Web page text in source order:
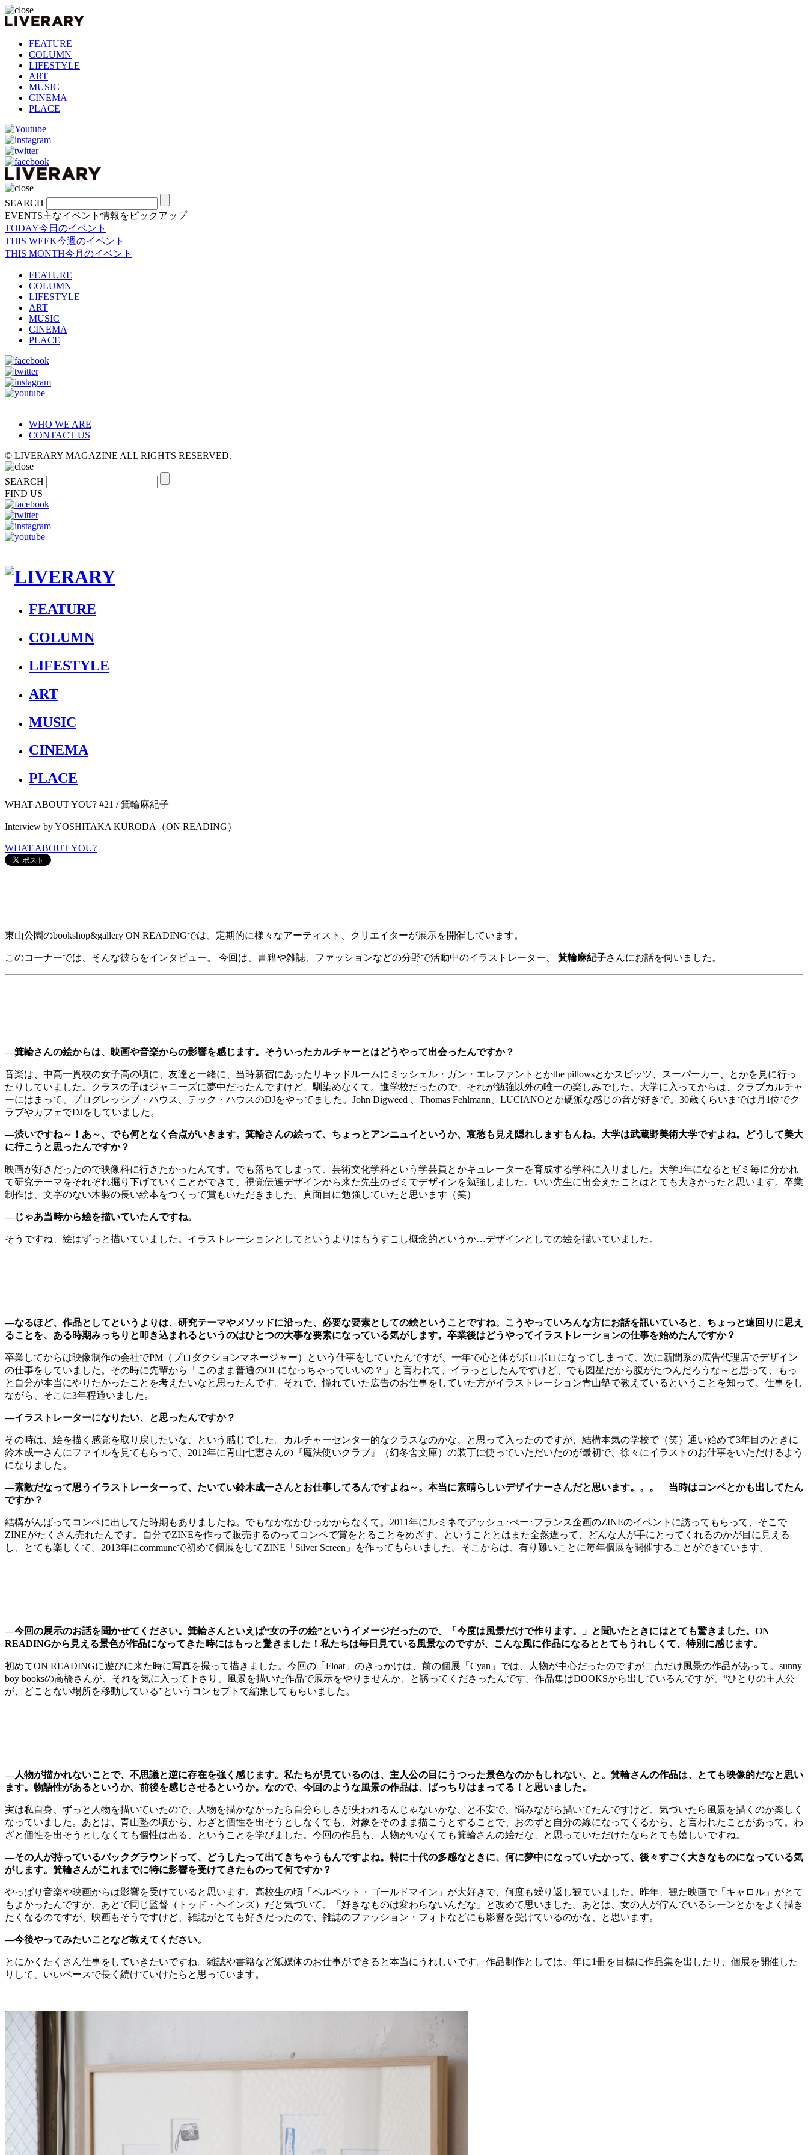
FEATURE
COLUMN
LIFESTYLE
ART
MUSIC
CINEMA
PLACE
SEARCH
EVENTS主なイベント情報をピックアップ
TODAY今日のイベント
THIS WEEK今週のイベント
THIS MONTH今月のイベント
FEATURE
COLUMN
LIFESTYLE
ART
MUSIC
CINEMA
PLACE
WHO WE ARE
CONTACT US
© LIVERARY MAGAZINE ALL RIGHTS RESERVED.
SEARCH
FIND US
FEATURE
COLUMN
LIFESTYLE
ART
MUSIC
CINEMA
PLACE
WHAT ABOUT YOU? #21 / 箕輪麻紀子
Interview by YOSHITAKA KURODA（ON READING）
WHAT ABOUT YOU?
東山公園のbookshop&gallery ON READINGでは、定期的に様々なアーティスト、クリエイターが展示を開催しています。
このコーナーでは、そんな彼らをインタビュー。 今回は、書籍や雑誌、ファッションなどの分野で活動中のイラストレーター、 箕輪麻紀子さんにお話を伺いました。
―箕輪さんの絵からは、映画や音楽からの影響を感じます。そういったカルチャーとはどうやって出会ったんですか？
音楽は、中高一貫校の女子高の頃に、友達と一緒に、当時新宿にあったリキッドルームにミッシェル・ガン・エレファントとかthe pillowsとかスピッツ、スーパーカー、とかを見に行っ
たりしていました。クラスの子はジャニーズに夢中だったんですけど、馴染めなくて。進学校だったので、それが勉強以外の唯一の楽しみでした。大学に入ってからは、クラブカルチャ
ーにはまって、プログレッシブ・ハウス、テック・ハウスのDJをやってました。John Digweed 、Thomas Fehlmann、LUCIANOとか硬派な感じの音が好きで。30歳くらいまでは月1位でク
ラブやカフェでDJをしていました。
―渋いですね～！あ～、でも何となく合点がいきます。箕輪さんの絵って、ちょっとアンニュイというか、哀愁も見え隠れしますもんね。大学は武蔵野美術大学ですよね。どうして美大
に行こうと思ったんですか？
映画が好きだったので映像科に行きたかったんです。でも落ちてしまって、芸術文化学科という学芸員とかキュレーターを育成する学科に入りました。大学3年になるとゼミ毎に分かれ
て研究テーマをそれぞれ掘り下げていくことができて、視覚伝達デザインから来た先生のゼミでデザインを勉強しました。いい先生に出会えたことはとても大きかったと思います。卒業
制作は、文字のない木製の長い絵本をつくって賞もいただきました。真面目に勉強していたと思います（笑）
―じゃあ当時から絵を描いていたんですね。
そうですね、絵はずっと描いていました。イラストレーションとしてというよりはもうすこし概念的というか…デザインとしての絵を描いていました。
―なるほど、作品としてというよりは、研究テーマやメソッドに沿った、必要な要素としての絵ということですね。こうやっていろんな方にお話を訊いていると、ちょっと遠回りに思え
ることを、ある時期みっちりと叩き込まれるというのはひとつの大事な要素になっている気がします。卒業後はどうやってイラストレーションの仕事を始めたんですか？
卒業してからは映像制作の会社でPM（プロダクションマネージャー）という仕事をしていたんですが、一年で心と体がボロボロになってしまって、次に新聞系の広告代理店でデザイン
の仕事をしていました。その時に先輩から「このまま普通のOLになっちゃっていいの？」と言われて、イラっとしたんですけど、でも図星だから腹がたつんだろうな～と思って、もっ
と自分が本当にやりたかったことを考えたいなと思ったんです。それで、憧れていた広告のお仕事をしていた方がイラストレーション青山塾で教えているということを知って、仕事をし
ながら、そこに3年程通いました。
―イラストレーターになりたい、と思ったんですか？
その時は、絵を描く感覚を取り戻したいな、という感じでした。カルチャーセンター的なクラスなのかな、と思って入ったのですが、結構本気の学校で（笑）通い始めて3年目のときに
鈴木成一さんにファイルを見てもらって、2012年に青山七恵さんの『魔法使いクラブ』（幻冬舎文庫）の装丁に使っていただいたのが最初で、徐々にイラストのお仕事をいただけるよう
になりました。
―素敵だなって思うイラストレーターって、たいてい鈴木成一さんとお仕事してるんですよね～。本当に素晴らしいデザイナーさんだと思います。。。 当時はコンペとかも出してたん
ですか？
結構がんばってコンペに出してた時期もありましたね。でもなかなかひっかからなくて。2011年にルミネでアッシュ･ぺー･フランス企画のZINEのイベントに誘ってもらって、そこで
ZINEがたくさん売れたんです。自分でZINEを作って販売するのってコンペで賞をとることをめざす、ということとはまた全然違って、どんな人が手にとってくれるのかが目に見える
し、とても楽しくて。2013年にcommuneで初めて個展をしてZINE「Silver Screen」を作ってもらいました。そこからは、有り難いことに毎年個展を開催することができています。
―今回の展示のお話を聞かせてください。箕輪さんといえば“女の子の絵”というイメージだったので、「今度は風景だけで作ります。」と聞いたときにはとても驚きました。ON
READINGから見える景色が作品になってきた時にはもっと驚きました！私たちは毎日見ている風景なのですが、こんな風に作品になるととてもうれしくて、特別に感じます。
初めてON READINGに遊びに来た時に写真を撮って描きました。今回の「Float」のきっかけは、前の個展「Cyan」では、人物が中心だったのですが二点だけ風景の作品があって。sunny
boy booksの高橋さんが、それを気に入って下さり、風景を描いた作品で展示をやりませんか、と誘ってくださったんです。作品集はDOOKSから出しているんですが、“ひとりの主人公
が、どことない場所を移動している”というコンセプトで編集してもらいました。
―人物が描かれないことで、不思議と逆に存在を強く感じます。私たちが見ているのは、主人公の目にうつった景色なのかもしれない、と。箕輪さんの作品は、とても映像的だなと思い
ます。物語性があるというか、前後を感じさせるというか。なので、今回のような風景の作品は、ばっちりはまってる！と思いました。
実は私自身、ずっと人物を描いていたので、人物を描かなかったら自分らしさが失われるんじゃないかな、と不安で、悩みながら描いてたんですけど、気づいたら風景を描くのが楽しく
なっていました。あとは、青山塾の頃から、わざと個性を出そうとしなくても、対象をそのまま描こうとすることで、おのずと自分の線になってくるから、と言われたことがあって。わ
ざと個性を出そうとしなくても個性は出る、ということを学びました。今回の作品も、人物がいなくても箕輪さんの絵だな、と思っていただけたならとても嬉しいですね。
―その人が持っているバックグラウンドって、どうしたって出てきちゃうもんですよね。特に十代の多感なときに、何に夢中になっていたかって、後々すごく大きなものになっている気
がします。箕輪さんがこれまでに特に影響を受けてきたものって何ですか？
やっぱり音楽や映画からは影響を受けていると思います。高校生の頃「ベルベット・ゴールドマイン」が大好きで、何度も繰り返し観ていました。昨年、観た映画で「キャロル」がとて
もよかったんですが、あとで同じ監督（トッド・ヘインズ）だと気づいて、「好きなものは変わらないんだな」と改めて思いました。あとは、女の人が佇んでいるシーンとかをよく描き
たくなるのですが、映画もそうですけど、雑誌がとても好きだったので、雑誌のファッション・フォトなどにも影響を受けているのかな、と思います。
―今後やってみたいことなど教えてください。
とにかくたくさん仕事をしていきたいですね。雑誌や書籍など紙媒体のお仕事ができると本当にうれしいです。作品制作としては、年に1冊を目標に作品集を出したり、個展を開催した
りして、いいペースで長く続けていけたらと思っています。